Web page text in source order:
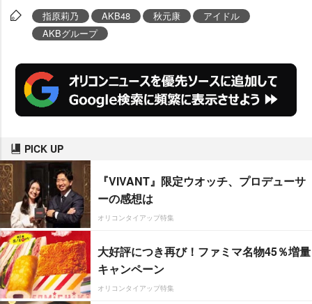
指原莉乃 AKB48 秋元康
アイドル
AKBグループ
PICK UP
『VIVANT』限定ウオッチ、プロデューサ
ーの感想は
オリコンタイアップ特集
大好評につき再び！ファミマ名物45％増量
キャンペーン
オリコンタイアップ特集